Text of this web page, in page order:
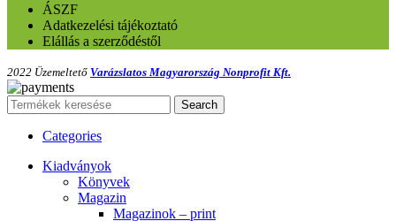
ÁSZF
Adatkezelési tájékoztató
Elállás a szerződéstől
2022 Üzemeltető Varázslatos Magyarország Nonprofit Kft.
Search
Categories
Kiadványok
Könyvek
Magazin
Magazinok – print